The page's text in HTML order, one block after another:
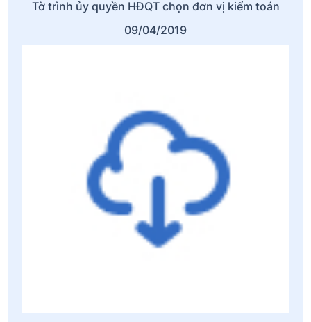
Tờ trình ủy quyền HĐQT chọn đơn vị kiểm toán
09/04/2019